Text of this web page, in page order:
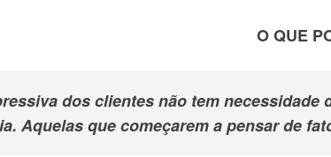
O QUE
dos clientes não tem
Aquelas que começarem a pensar de